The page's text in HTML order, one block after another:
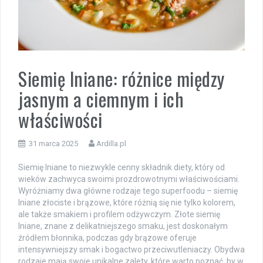
Siemię lniane: różnice między
jasnym a ciemnym i ich
właściwości
31 marca 2025 Ardilla.pl
Siemię lniane to niezwykle cenny składnik diety, który od
wieków zachwyca swoimi prozdrowotnymi właściwościami.
Wyróżniamy dwa główne rodzaje tego superfoodu – siemię
lniane złociste i brązowe, które różnią się nie tylko kolorem,
ale także smakiem i profilem odżywczym. Złote siemię
lniane, znane z delikatniejszego smaku, jest doskonałym
źródłem błonnika, podczas gdy brązowe oferuje
intensywniejszy smak i bogactwo przeciwutleniaczy. Obydwa